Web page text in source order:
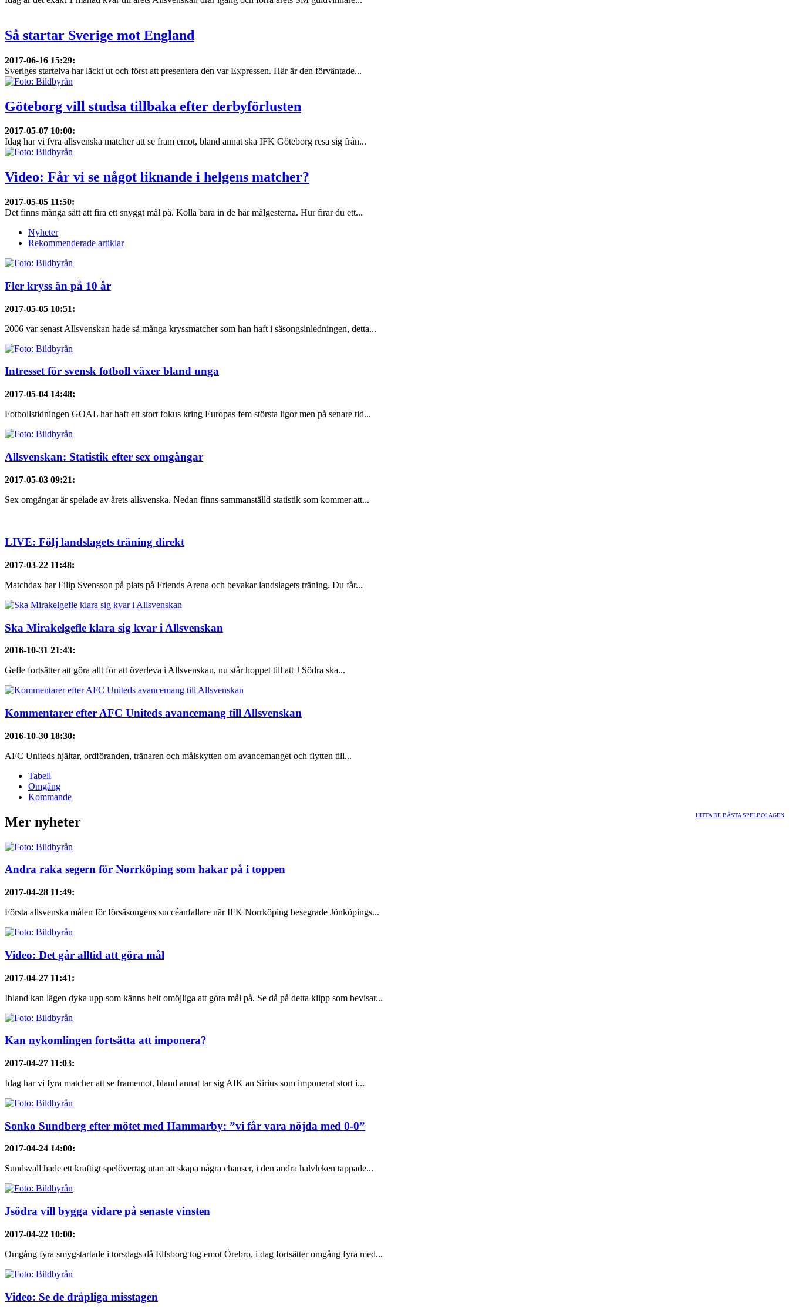
Så startar Sverige mot England
2017-06-16 15:29:
Sveriges startelva har läckt ut och först att presentera den var Expressen. Här är den förväntade...
Göteborg vill studsa tillbaka efter derbyförlusten
2017-05-07 10:00:
Idag har vi fyra allsvenska matcher att se fram emot, bland annat ska IFK Göteborg resa sig från...
Video: Får vi se något liknande i helgens matcher?
2017-05-05 11:50:
Det finns många sätt att fira ett snyggt mål på. Kolla bara in de här målgesterna. Hur firar du ett...
Nyheter
Rekommenderade artiklar
Fler kryss än på 10 år
2017-05-05 10:51:
2006 var senast Allsvenskan hade så många kryssmatcher som han haft i säsongsinledningen, detta...
Intresset för svensk fotboll växer bland unga
2017-05-04 14:48:
Fotbollstidningen GOAL har haft ett stort fokus kring Europas fem största ligor men på senare tid...
Allsvenskan: Statistik efter sex omgångar
2017-05-03 09:21:
Sex omgångar är spelade av årets allsvenska. Nedan finns sammanställd statistik som kommer att...
LIVE: Följ landslagets träning direkt
2017-03-22 11:48:
Matchdax har Filip Svensson på plats på Friends Arena och bevakar landslagets träning. Du får...
Ska Mirakelgefle klara sig kvar i Allsvenskan
2016-10-31 21:43:
Gefle fortsätter att göra allt för att överleva i Allsvenskan, nu står hoppet till att J Södra ska...
Kommentarer efter AFC Uniteds avancemang till Allsvenskan
2016-10-30 18:30:
AFC Uniteds hjältar, ordföranden, tränaren och målskytten om avancemanget och flytten till...
Tabell
Omgång
Kommande
HITTA DE BÄSTA SPELBOLAGEN
Mer nyheter
Andra raka segern för Norrköping som hakar på i toppen
2017-04-28 11:49:
Första allsvenska målen för försäsongens succéanfallare när IFK Norrköping besegrade Jönköpings...
Video: Det går alltid att göra mål
2017-04-27 11:41:
Ibland kan lägen dyka upp som känns helt omöjliga att göra mål på. Se då på detta klipp som bevisar...
Kan nykomlingen fortsätta att imponera?
2017-04-27 11:03:
Idag har vi fyra matcher att se framemot, bland annat tar sig AIK an Sirius som imponerat stort i...
Sonko Sundberg efter mötet med Hammarby: ”vi får vara nöjda med 0-0”
2017-04-24 14:00:
Sundsvall hade ett kraftigt spelövertag utan att skapa några chanser, i den andra halvleken tappade...
Jsödra vill bygga vidare på senaste vinsten
2017-04-22 10:00:
Omgång fyra smygstartade i torsdags då Elfsborg tog emot Örebro, i dag fortsätter omgång fyra med...
Video: Se de dråpliga misstagen